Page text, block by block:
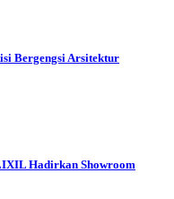
Bergengsi Arsitektur
Hadirkan Showroom